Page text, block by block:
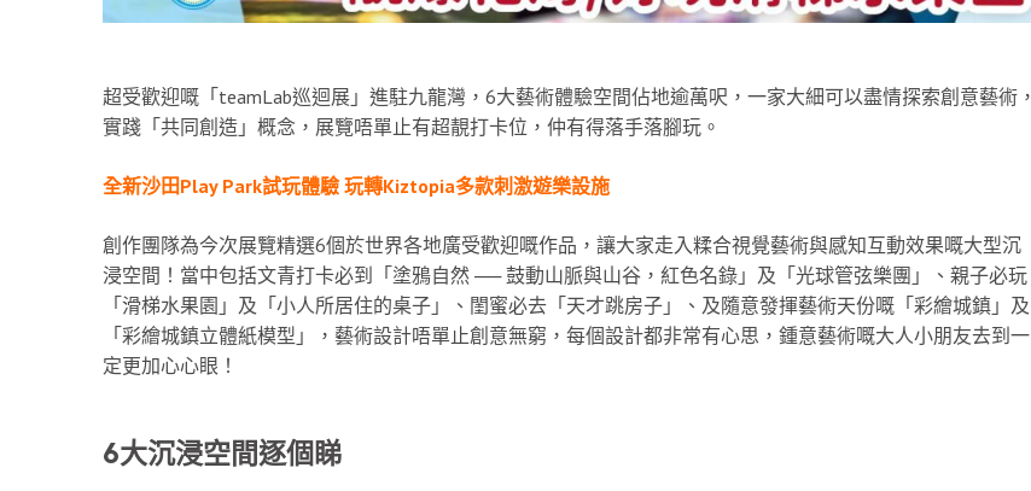
超受歡迎嘅「teamLab巡迴展」進駐九龍灣，6大藝術體驗空間佔地逾萬呎，一家大細可以盡情探索創意藝術，
實踐「共同創造」概念，展覽唔單止有超靚打卡位，仲有得落手落腳玩。
全新沙田Play Park試玩體驗 玩轉Kiztopia多款刺激遊樂設施
創作團隊為今次展覽精選6個於世界各地廣受歡迎嘅作品，讓大家走入糅合視覺藝術與感知互動效果嘅大型沉
浸空間！當中包括文青打卡必到「塗鴉自然 ── 鼓動山脈與山谷，紅色名錄」及「光球管弦樂團」、親子必玩
「滑梯水果園」及「小人所居住的桌子」、閨蜜必去「天才跳房子」、及隨意發揮藝術天份嘅「彩繪城鎮」及
「彩繪城鎮立體紙模型」，藝術設計唔單止創意無窮，每個設計都非常有心思，鍾意藝術嘅大人小朋友去到一
定更加心心眼！
6大沉浸空間逐個睇